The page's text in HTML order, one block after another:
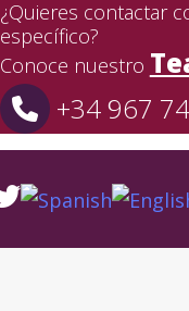
¿Quieres contactar
específico?
Conoce nuestro
+34 967